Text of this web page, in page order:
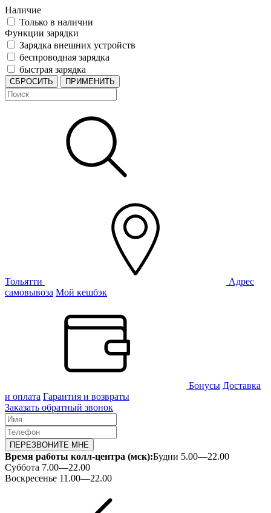
Наличие
Только в наличии
Функции зарядки
Зарядка внешних устройств
беспроводная зарядка
быстрая зарядка
СБРОСИТЬ ПРИМЕНИТЬ
Тольятти
Адрес
самовывоза Мой кешбэк
Бонусы Доставка
и оплата Гарантия и возвраты
Заказать обратный звонок
ПЕРЕЗВОНИТЕ МНЕ
Время работы колл-центра (мск):Будни 5.00—22.00
Суббота 7.00—22.00
Воскресенье 11.00—22.00